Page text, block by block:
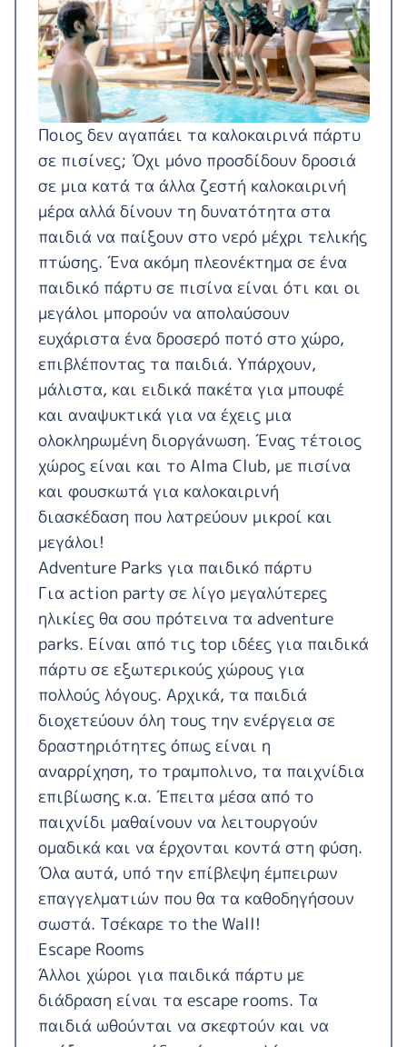
Ποιος δεν αγαπάει τα καλοκαιρινά πάρτυ
σε πισίνες; Όχι μόνο προσδίδουν δροσιά
σε μια κατά τα άλλα ζεστή καλοκαιρινή
μέρα αλλά δίνουν τη δυνατότητα στα
παιδιά να παίξουν στο νερό μέχρι τελικής
πτώσης. Ένα ακόμη πλεονέκτημα σε ένα
παιδικό πάρτυ σε πισίνα είναι ότι και οι
μεγάλοι μπορούν να απολαύσουν
ευχάριστα ένα δροσερό ποτό στο χώρο,
επιβλέποντας τα παιδιά. Υπάρχουν,
μάλιστα, και ειδικά πακέτα για μπουφέ
και αναψυκτικά για να έχεις μια
ολοκληρωμένη διοργάνωση. Ένας τέτοιος
χώρος είναι και το Alma Club, με πισίνα
και φουσκωτά για καλοκαιρινή
διασκέδαση που λατρεύουν μικροί και
μεγάλοι!
Adventure Parks για παιδικό πάρτυ
Για action party σε λίγο μεγαλύτερες
ηλικίες θα σου πρότεινα τα adventure
parks. Είναι από τις top ιδέες για παιδικά
πάρτυ σε εξωτερικούς χώρους για
πολλούς λόγους. Αρχικά, τα παιδιά
διοχετεύουν όλη τους την ενέργεια σε
δραστηριότητες όπως είναι η
αναρρίχηση, το τραμπολινο, τα παιχνίδια
επιβίωσης κ.α. Έπειτα μέσα από το
παιχνίδι μαθαίνουν να λειτουργούν
ομαδικά και να έρχονται κοντά στη φύση.
Όλα αυτά, υπό την επίβλεψη έμπειρων
επαγγελματιών που θα τα καθοδηγήσουν
σωστά. Τσέκαρε το the Wall!
Escape Rooms
Άλλοι χώροι για παιδικά πάρτυ με
διάδραση είναι τα escape rooms. Τα
παιδιά ωθούνται να σκεφτούν και να